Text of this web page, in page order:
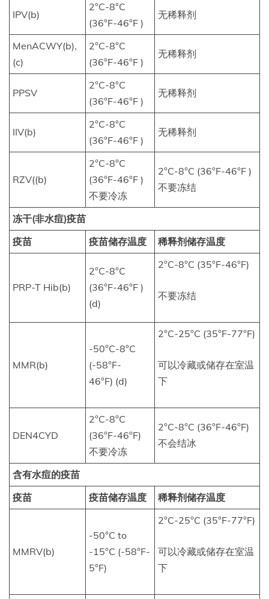
IPV(b)
2°C-8°C
(36°F-46°F )
无稀释剂
MenACWY(b),
(c)
2°C-8°C
(36°F-46°F )
无稀释剂
PPSV
2°C-8°C
(36°F-46°F )
无稀释剂
IIV(b)
2°C-8°C
(36°F-46°F )
无稀释剂
RZV((b)
2°C-8°C
(36°F-46°F )
不要冷冻
2°C-8°C (36°F-46°F )
不要冻结
冻干(非水痘)疫苗
疫苗
疫苗储存温度 稀释剂储存温度
PRP-T Hib(b)
2°C-8°C
(36°F-46°F )
(d)
2°C-8°C (35°F-46°F)
不要冻结
MMR(b)
-50°C-8°C
(-58°F-
46°F) (d)
2°C-25°C (35°F-77°F)
可以冷藏或储存在室温
下
DEN4CYD
2°C-8°C
(36°F-46°F)
不要冷冻
2°C-8°C (36°F-46°F)
不会结冰
含有水痘的疫苗
疫苗
疫苗储存温度 稀释剂储存温度
MMRV(b)
-50°C to
-15°C (-58°F-
5°F)
2°C-25°C (35°F-77°F)
可以冷藏或储存在室温
下